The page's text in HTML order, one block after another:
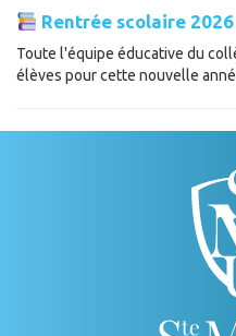
Rentrée scolaire
Toute l'équipe éducative du
élèves pour cette nouvelle